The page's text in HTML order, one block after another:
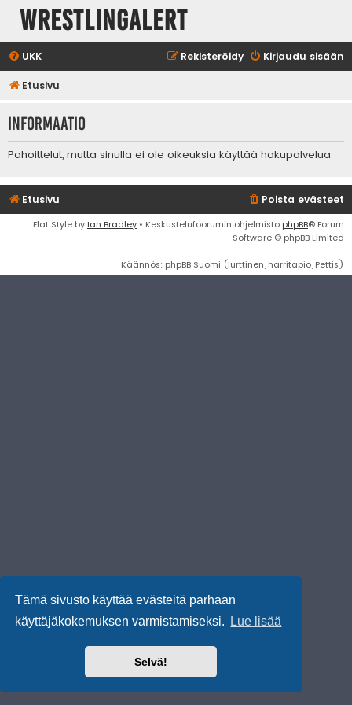
Tämä sivusto käyttää evästeitä parhaan
käyttäjäkokemuksen varmistamiseksi.
Lue lisää
Selvä!
WrestlingAlert
UKK Kirjaudu sisään
Rekisteröidy
Etusivu
Informaatio
Pahoittelut, mutta sinulla ei ole oikeuksia käyttää hakupalvelua.
Etusivu Poista evästeet
Flat Style by Ian Bradley • Keskustelufoorumin ohjelmisto phpBB® Forum
Software © phpBB Limited
Käännös: phpBB Suomi (lurttinen, harritapio, Pettis)